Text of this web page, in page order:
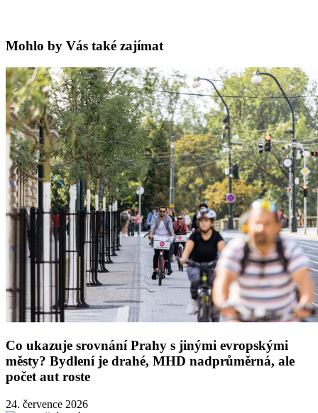
Mohlo by Vás také zajímat
Co ukazuje srovnání Prahy s jinými evropskými
městy? Bydlení je drahé, MHD nadprůměrná, ale
počet aut roste
24. července 2026